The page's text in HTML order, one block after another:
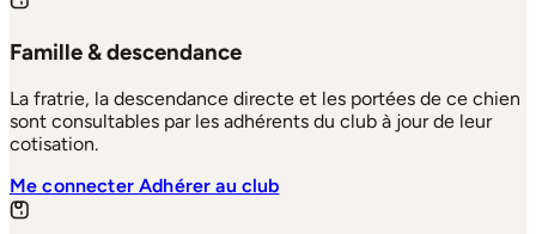
Famille & descendance
La fratrie, la descendance directe et les portées de ce chien
sont consultables par les adhérents du club à jour de leur
cotisation.
Me connecterAdhérer au club